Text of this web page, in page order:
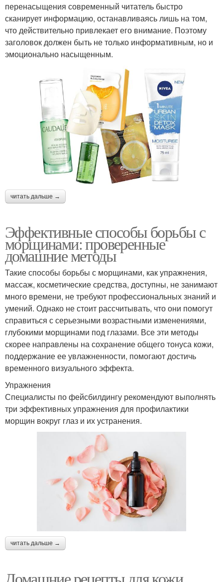
перенасыщения современный читатель быстро
сканирует информацию, останавливаясь лишь на том,
что действительно привлекает его внимание. Поэтому
заголовок должен быть не только информативным, но и
эмоционально насыщенным.
читать дальше →
Эффективные способы борьбы с
морщинами: проверенные
домашние методы
Такие способы борьбы с морщинами, как упражнения,
массаж, косметические средства, доступны, не занимают
много времени, не требуют профессиональных знаний и
умений. Однако не стоит рассчитывать, что они помогут
справиться с серьезными возрастными изменениями,
глубокими морщинами под глазами. Все эти методы
скорее направлены на сохранение общего тонуса кожи,
поддержание ее увлажненности, помогают достичь
временного визуального эффекта.
Упражнения
Специалисты по фейсбилдингу рекомендуют выполнять
три эффективных упражнения для профилактики
морщин вокруг глаз и их устранения.
читать дальше →